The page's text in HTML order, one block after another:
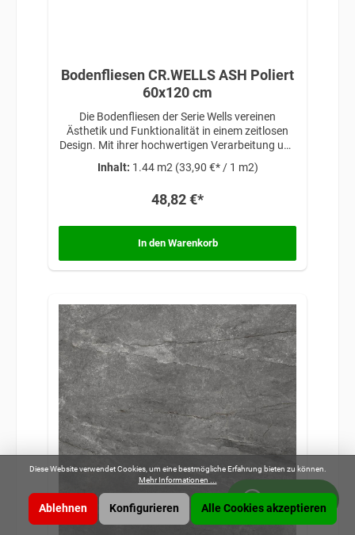
Bodenfliesen CR.WELLS ASH Poliert
60x120 cm
Die Bodenfliesen der Serie Wells vereinen
Ästhetik und Funktionalität in einem zeitlosen
Design. Mit ihrer hochwertigen Verarbeitung und
schaffen sie eine stilvolle Grundlage für jeden
einsetzbar und eignen sich sowohl für
Inhalt: 1.44 m2 (33,90 €* / 1 m2)
48,82 €*
In den Warenkorb
Diese Website verwendet Cookies, um eine bestmögliche Erfahrung bieten zu können.
Mehr Informationen ...
Ablehnen Konfigurieren Alle Cookies akzeptieren